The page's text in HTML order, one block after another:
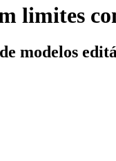
limites
modelos